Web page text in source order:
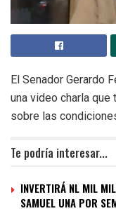
El Senador Gerardo
una video charla
sobre las
Te podría interesar...
INVERTIRÁ NL MIL
SAMUEL UNA POR